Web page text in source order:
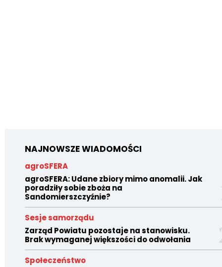
NAJNOWSZE WIADOMOŚCI
agroSFERA
agroSFERA: Udane zbiory mimo anomalii. Jak
poradziły sobie zboża na
Sandomierszczyźnie?
Sesje samorządu
Zarząd Powiatu pozostaje na stanowisku.
Brak wymaganej większości do odwołania
Społeczeństwo